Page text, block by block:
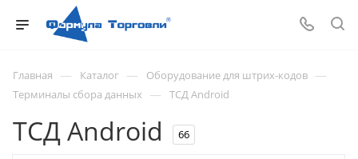
Главная — Каталог — Оборудование для штрих-кодов —
Терминалы сбора данных — ТСД Android
ТСД Android 66